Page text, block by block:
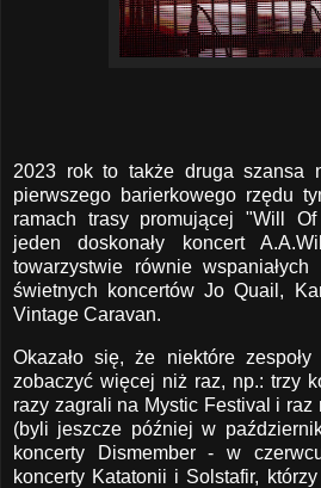
2023 rok to także druga szansa
pierwszego barierkowego rzędu
ramach trasy promującej "Will
jeden doskonały koncert
towarzystwie równie
świetnych koncertów Jo Quail,
Vintage Caravan.
Okazało się, że niektóre
zobaczyć więcej niż raz, np.: trzy
razy zagrali na Mystic Festival i raz
(byli jeszcze później w
koncerty Dismember - w
koncerty Katatonii i Solstafir,